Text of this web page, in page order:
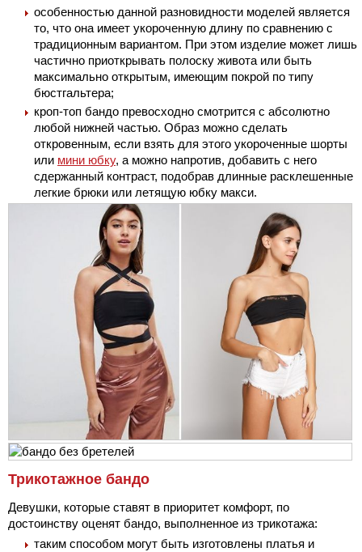
особенностью данной разновидности моделей является
то, что она имеет укороченную длину по сравнению с
традиционным вариантом. При этом изделие может лишь
частично приоткрывать полоску живота или быть
максимально открытым, имеющим покрой по типу
бюстгальтера;
кроп-топ бандо превосходно смотрится с абсолютно
любой нижней частью. Образ можно сделать
откровенным, если взять для этого укороченные шорты
или мини юбку, а можно напротив, добавить с него
сдержанный контраст, подобрав длинные расклешенные
легкие брюки или летящую юбку макси.
Трикотажное бандо
Девушки, которые ставят в приоритет комфорт, по
достоинству оценят бандо, выполненное из трикотажа:
таким способом могут быть изготовлены платья и